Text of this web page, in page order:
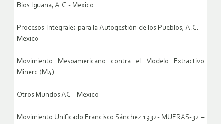
Bios Iguana, A.C.- Mexico
Procesos Integrales para la Autogestión de los Pueblos, A.C. –
Mexico
Movimiento Mesoamericano contra el Modelo Extractivo
Minero (M4)
Otros Mundos AC – Mexico
Movimiento Unificado Francisco Sánchez 1932- MUFRAS-32 –